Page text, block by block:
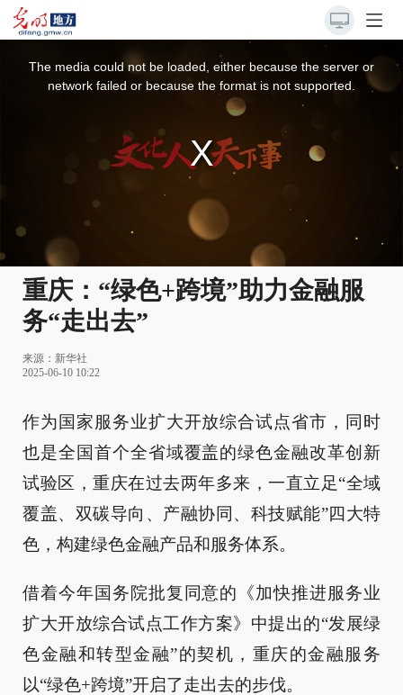
The media could not be loaded, either because the server or
network failed or because the format is not supported.
重庆：“绿色+跨境”助力金融服
务“走出去”
来源： 新华社
2025-06-10 10:22
作为国家服务业扩大开放综合试点省市，同时
也是全国首个全省域覆盖的绿色金融改革创新
试验区，重庆在过去两年多来，一直立足“全域
覆盖、双碳导向、产融协同、科技赋能”四大特
色，构建绿色金融产品和服务体系。
借着今年国务院批复同意的《加快推进服务业
扩大开放综合试点工作方案》中提出的“发展绿
色金融和转型金融”的契机，重庆的金融服务
以“绿色+跨境”开启了走出去的步伐。